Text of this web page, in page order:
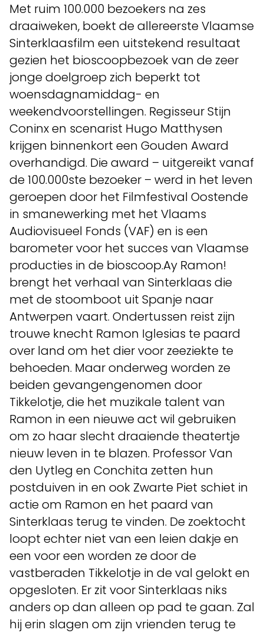
Met ruim 100.000 bezoekers na zes
draaiweken, boekt de allereerste Vlaamse
Sinterklaasfilm een uitstekend resultaat
gezien het bioscoopbezoek van de zeer
jonge doelgroep zich beperkt tot
woensdagnamiddag- en
weekendvoorstellingen. Regisseur Stijn
Coninx en scenarist Hugo Matthysen
krijgen binnenkort een Gouden Award
overhandigd. Die award – uitgereikt vanaf
de 100.000ste bezoeker – werd in het leven
geroepen door het Filmfestival Oostende
in smanewerking met het Vlaams
Audiovisueel Fonds (VAF) en is een
barometer voor het succes van Vlaamse
producties in de bioscoop.Ay Ramon!
brengt het verhaal van Sinterklaas die
met de stoomboot uit Spanje naar
Antwerpen vaart. Ondertussen reist zijn
trouwe knecht Ramon Iglesias te paard
over land om het dier voor zeeziekte te
behoeden. Maar onderweg worden ze
beiden gevangengenomen door
Tikkelotje, die het muzikale talent van
Ramon in een nieuwe act wil gebruiken
om zo haar slecht draaiende theatertje
nieuw leven in te blazen. Professor Van
den Uytleg en Conchita zetten hun
postduiven in en ook Zwarte Piet schiet in
actie om Ramon en het paard van
Sinterklaas terug te vinden. De zoektocht
loopt echter niet van een leien dakje en
een voor een worden ze door de
vastberaden Tikkelotje in de val gelokt en
opgesloten. Er zit voor Sinterklaas niks
anders op dan alleen op pad te gaan. Zal
hij erin slagen om zijn vrienden terug te